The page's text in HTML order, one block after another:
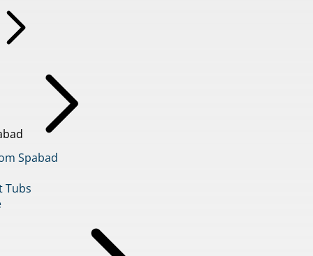
Spabad
Tubs